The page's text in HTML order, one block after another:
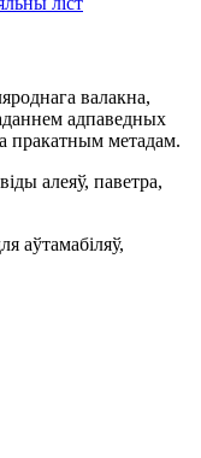
валакна,
адпаведных
пракатным метадам.
алеяў, паветра,
аўтамабіляў,